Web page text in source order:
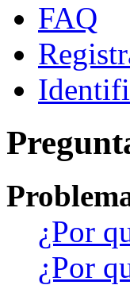
FAQ
¿Por
¿Por